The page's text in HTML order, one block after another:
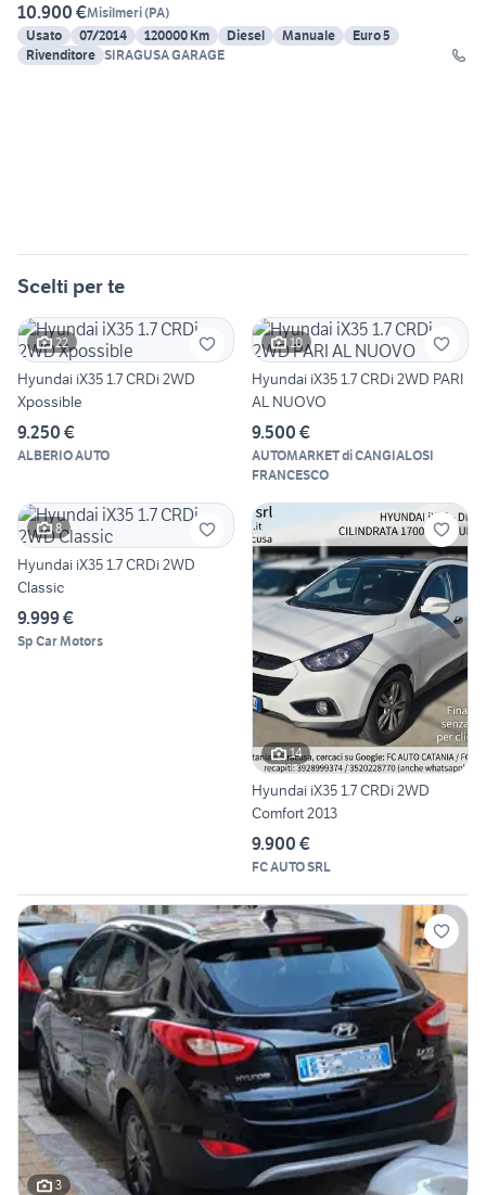
10.900 €Misilmeri(PA)
Usato
07/2014 120000 Km Diesel Manuale
Euro 5
Rivenditore SIRAGUSA GARAGE
Scelti per te
22
Hyundai iX35 1.7 CRDi 2WD
Xpossible
9.250 €
ALBERIO AUTO
10
Hyundai iX35 1.7 CRDi 2WD PARI
AL NUOVO
9.500 €
AUTOMARKET di CANGIALOSI
FRANCESCO
8
Hyundai iX35 1.7 CRDi 2WD
Classic
9.999 €
Sp Car Motors
14
Hyundai iX35 1.7 CRDi 2WD
Comfort 2013
9.900 €
FC AUTO SRL
3